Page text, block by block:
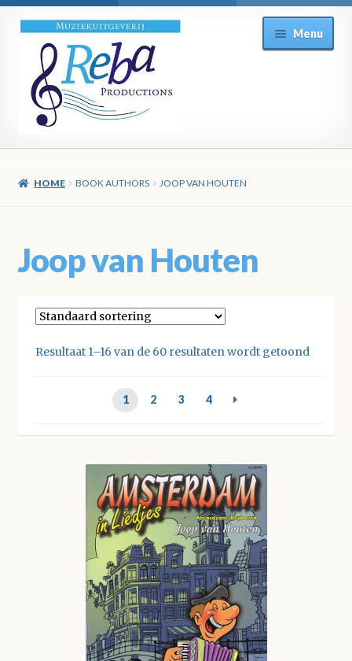
Ga
door
naar
navigatie
Ga
direct
naar
de
inhoud
Menu
HOME BOOK AUTHORS JOOP VAN HOUTEN
Joop van Houten
Resultaat 1–16 van de 60 resultaten wordt getoond
1 2 3 4